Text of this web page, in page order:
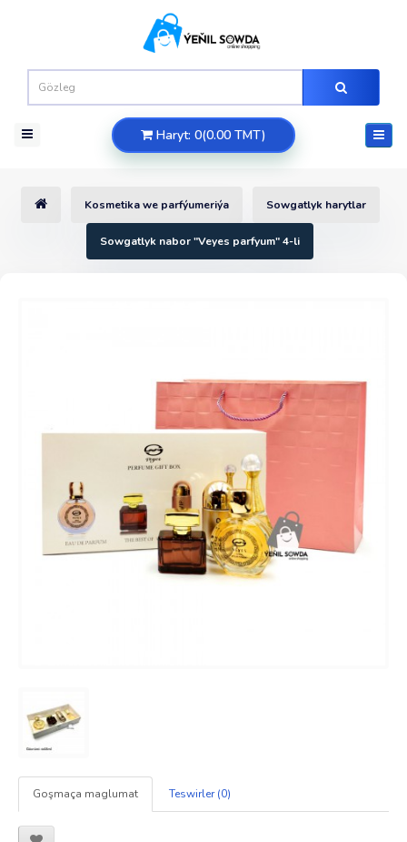
Haryt: 0(0.00 TMT)
Kosmetika we parfýumeriýa Sowgatlyk harytlar
Sowgatlyk nabor "Veyes parfyum" 4-li
Goşmaça maglumat Teswirler (0)